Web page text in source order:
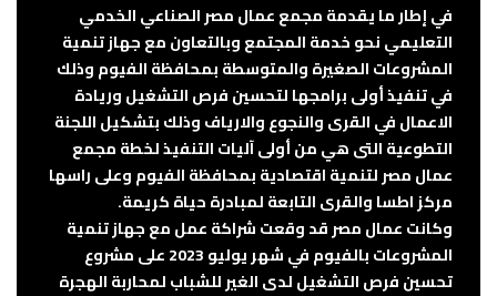
في إطار ما يقدمة مجمع عمال مصر الصناعي الخدمي
التعليمي نحو خدمة المجتمع وبالتعاون مع جهاز تنمية
المشروعات الصغيرة والمتوسطة بمحافظة الفيوم وذلك
في تنفيذ أولى برامجها لتحسين فرص التشغيل وريادة
الاعمال في القرى والنجوع والارياف وذلك بتشكيل اللجنة
التطوعية التى هي من أولى آليات التنفيذ لخطة مجمع
عمال مصر لتنمية اقتصادية بمحافظة الفيوم وعلى راسها
مركز اطسا والقرى التابعة لمبادرة حياة كريمة.
وكانت عمال مصر قد وقعت شراكة عمل مع جهاز تنمية
المشروعات بالفيوم في شهر يوليو 2023 على مشروع
تحسين فرص التشغيل لدى الغير للشباب لمحاربة الهجرة